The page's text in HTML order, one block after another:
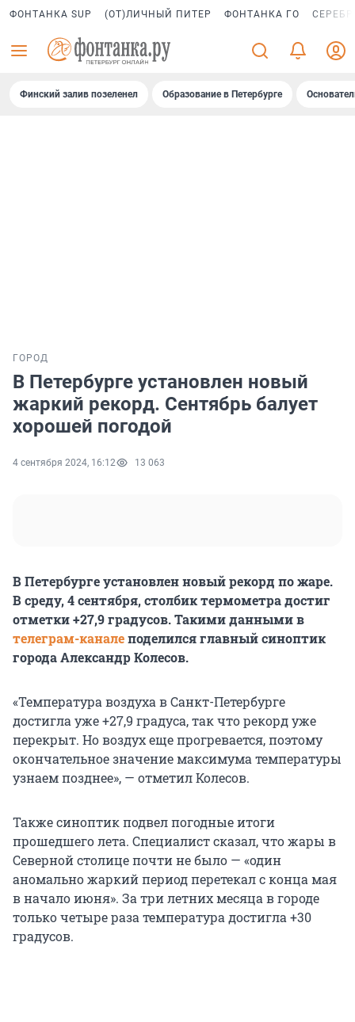
ФОНТАНКА SUP (ОТ)ЛИЧНЫЙ ПИТЕР ФОНТАНКА ГО
Финский залив позеленел Образование в Петербурге
ГОРОД
В Петербурге установлен новый
жаркий рекорд. Сентябрь балует
хорошей погодой
4 сентября 2024, 16:12 13 063
В Петербурге установлен новый рекорд по жаре.
В среду, 4 сентября, столбик термометра достиг
отметки +27,9 градусов. Такими данными в
телеграм-каналеподелился главный синоптик
города Александр Колесов.
«Температура воздуха в Санкт-Петербурге
достигла уже +27,9 градуса, так что рекорд уже
перекрыт. Но воздух еще прогревается, поэтому
окончательное значение максимума температуры
узнаем позднее», — отметил Колесов.
Также синоптик подвел погодные итоги
прошедшего лета. Специалист сказал, что жары в
Северной столице почти не было — «один
аномально жаркий период перетекал с конца мая
в начало июня». За три летних месяца в городе
только четыре раза температура достигла +30
градусов.